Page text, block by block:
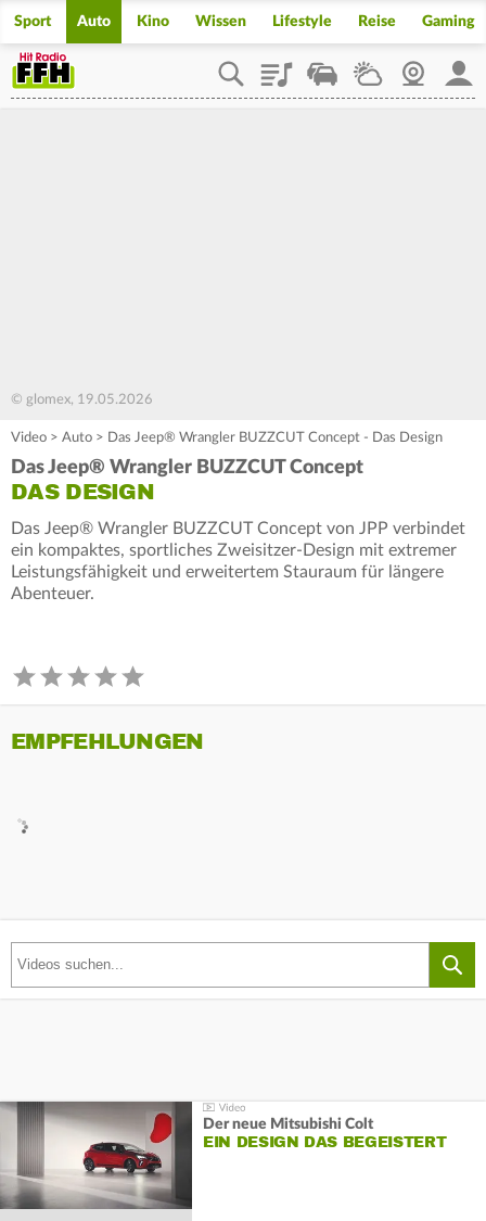
Sport Auto Kino Wissen Lifestyle Reise Gaming
PlaylistStaupilotWetterWebcam
© glomex, 19.05.2026
Video > Auto > Das Jeep® Wrangler BUZZCUT Concept - Das Design
Das Jeep® Wrangler BUZZCUT Concept
DAS DESIGN
Das Jeep® Wrangler BUZZCUT Concept von JPP verbindet
ein kompaktes, sportliches Zweisitzer-Design mit extremer
Leistungsfähigkeit und erweitertem Stauraum für längere
Abenteuer.
EMPFEHLUNGEN
Der neue Mitsubishi Colt
EIN DESIGN DAS BEGEISTERT